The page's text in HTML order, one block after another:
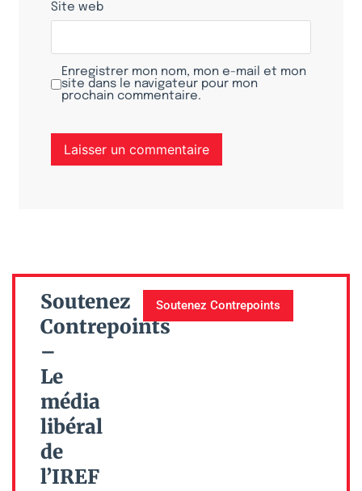
Site web
Enregistrer mon nom, mon e-mail et mon
site dans le navigateur pour mon
prochain commentaire.
Soutenez
Contrepoints
–
Le
média
libéral
de
l’IREF
Soutenez Contrepoints